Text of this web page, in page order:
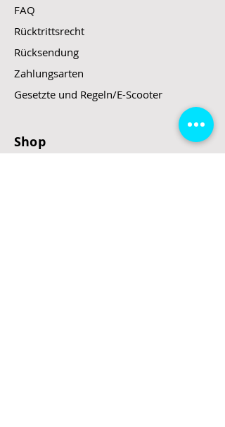
FAQ
Rücktrittsrecht
Rücksendung
Zahlungsarten
Gesetzte und Regeln/E-Scooter
Shop